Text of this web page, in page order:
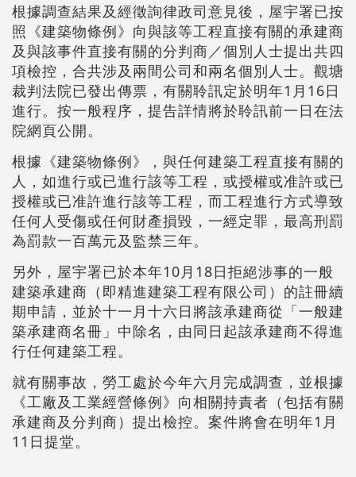
根據調查結果及經徵詢律政司意見後，屋宇署已按
照《建築物條例》向與該等工程直接有關的承建商
及與該事件直接有關的分判商／個別人士提出共四
項檢控，合共涉及兩間公司和兩名個別人士。觀塘
裁判法院已發出傳票，有關聆訊定於明年1月16日
進行。按一般程序，提告詳情將於聆訊前一日在法
院網頁公開。
根據《建築物條例》，與任何建築工程直接有關的
人，如進行或已進行該等工程，或授權或准許或已
授權或已准許進行該等工程，而工程進行方式導致
任何人受傷或任何財產損毀，一經定罪，最高刑罰
為罰款一百萬元及監禁三年。
另外，屋宇署已於本年10月18日拒絕涉事的一般
建築承建商（即精進建築工程有限公司）的註冊續
期申請，並於十一月十六日將該承建商從「一般建
築承建商名冊」中除名，由同日起該承建商不得進
行任何建築工程。
就有關事故，勞工處於今年六月完成調查，並根據
《工廠及工業經營條例》向相關持責者（包括有關
承建商及分判商）提出檢控。案件將會在明年1月
11日提堂。